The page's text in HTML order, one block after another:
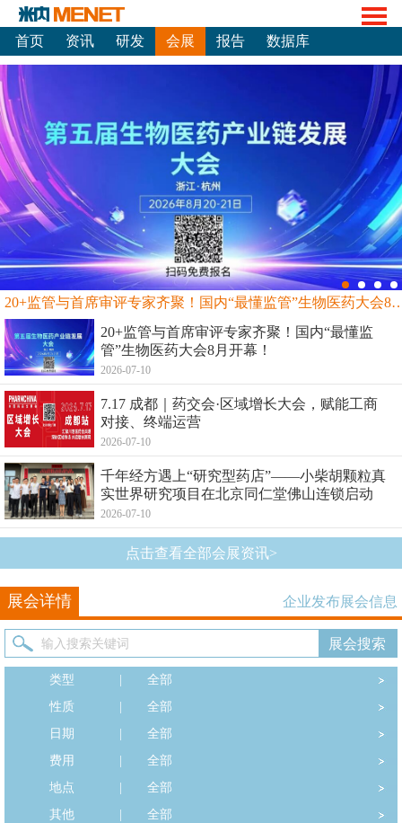
首页 资讯 研发 会展 报告 数据库
20+监管与首席审评专家齐聚！国内“最
20+监管与首席审评专家齐聚！国内“最懂监
管”生物医药大会8月开幕！
2026-07-10
7.17 成都｜药交会·区域增长大会，赋能工商
对接、终端运营
2026-07-10
千年经方遇上“研究型药店”——小柴胡颗粒真
实世界研究项目在北京同仁堂佛山连锁启动
2026-07-10
点击查看全部会展资讯>
展会详情 企业发布展会信息
类型
全部
性质
全部
日期
全部
费用
全部
地点
全部
其他
全部